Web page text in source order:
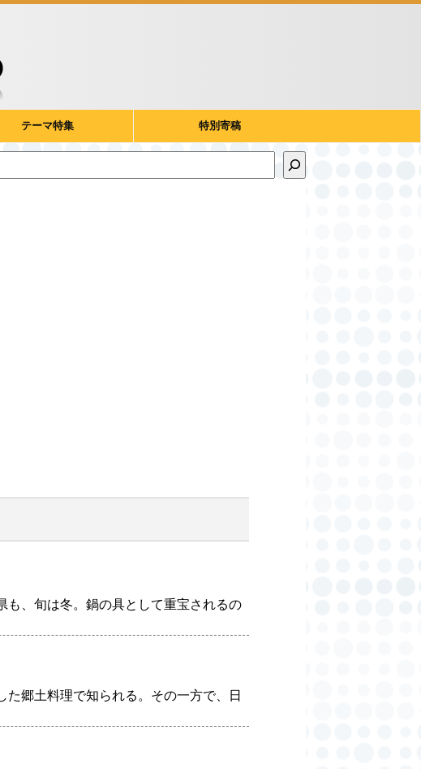
テーマ特集 特別寄稿
、旬は冬。鍋の具として重宝されるの
郷土料理で知られる。その一方で、日